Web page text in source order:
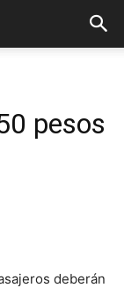
pesos
deberán